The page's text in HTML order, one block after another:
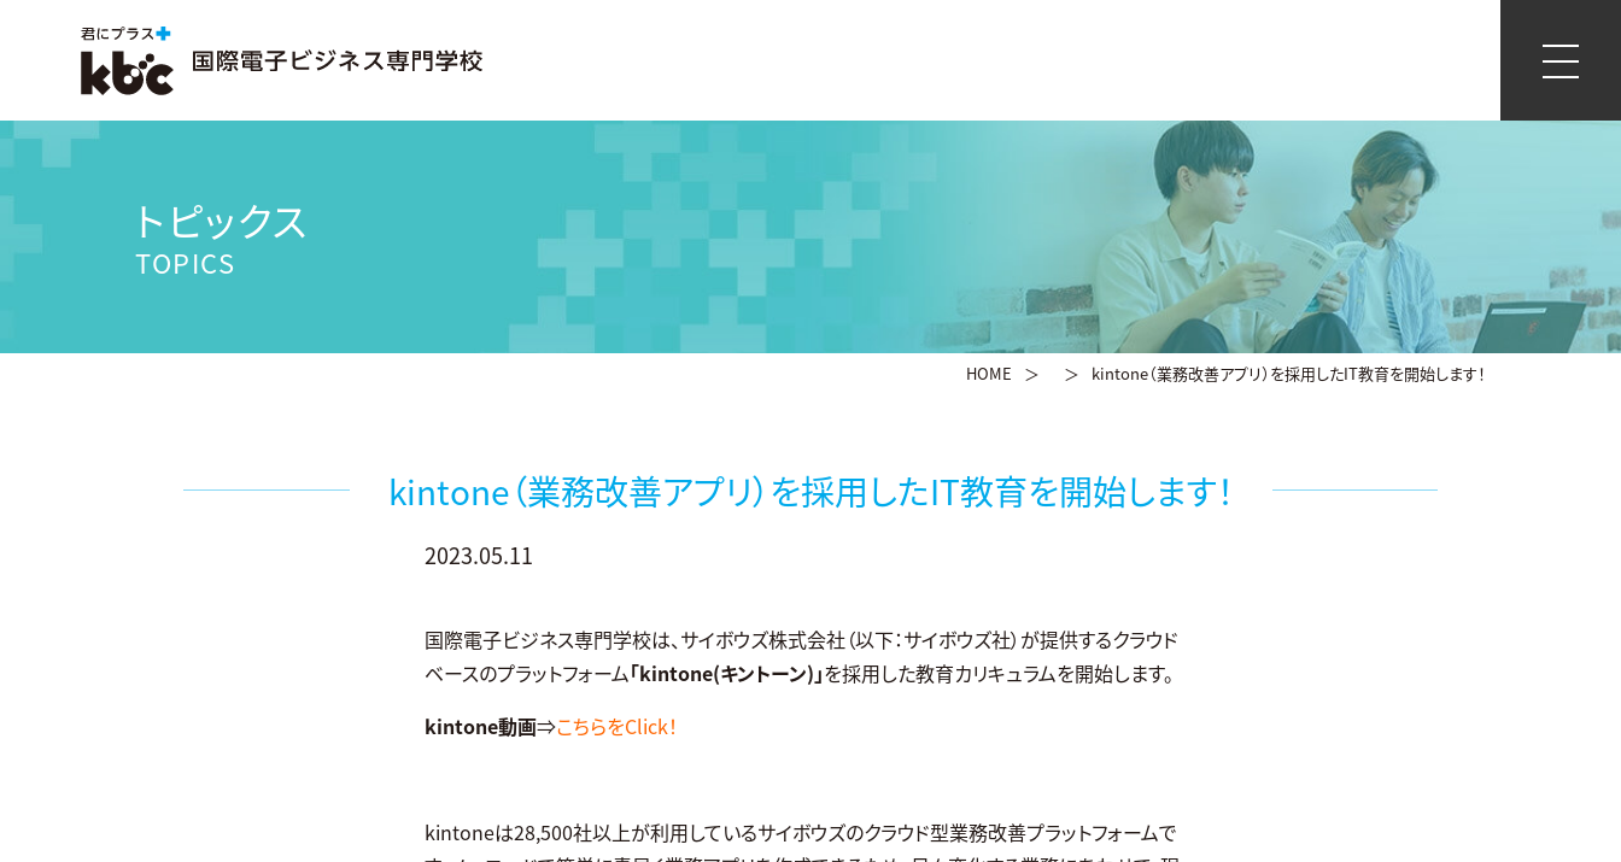
トピックス
TOPICS
HOME kintone（業務改善アプリ）を採用したIT教育を開始します！
kintone（業務改善アプリ）を採用したIT教育を開始します！
2023.05.11
国際電子ビジネス専門学校は、サイボウズ株式会社（以下：サイボウズ社）が提供するクラウド
ベースのプラットフォーム「kintone(キントーン)」を採用した教育カリキュラムを開始します。
kintone動画⇒こちらをClick！
kintoneは28,500社以上が利用しているサイボウズのクラウド型業務改善プラットフォームで